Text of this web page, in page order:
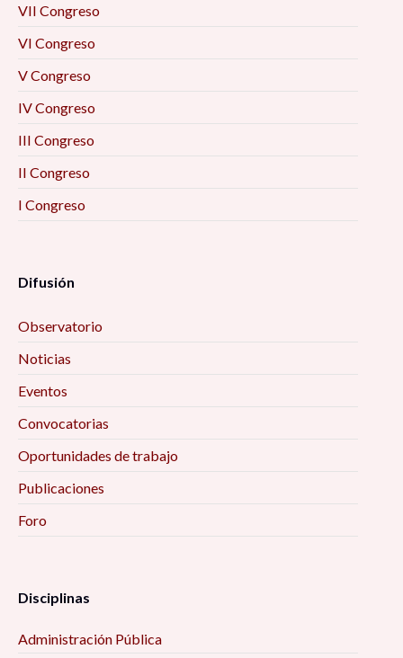
VII Congreso
VI Congreso
V Congreso
IV Congreso
III Congreso
II Congreso
I Congreso
Difusión
Observatorio
Noticias
Eventos
Convocatorias
Oportunidades de trabajo
Publicaciones
Foro
Disciplinas
Administración Pública